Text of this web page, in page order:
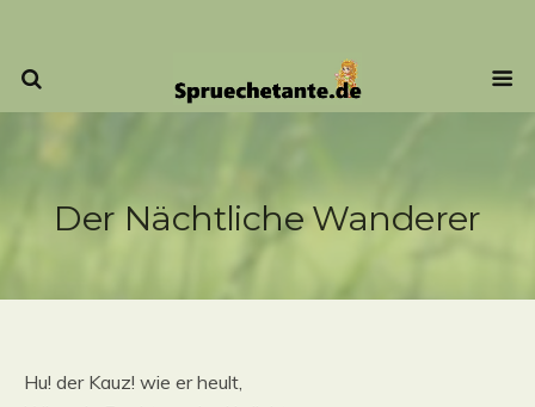
Der Nächtliche Wanderer
Hu! der Kauz! wie er heult,